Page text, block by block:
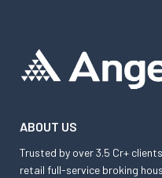
ABOUT US
Trusted by over 3.5 Cr+
retail full-service broking